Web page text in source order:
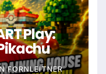
Play:
FORNLEITNER